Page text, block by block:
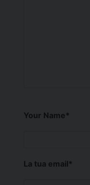
Your Name*
La tua email*